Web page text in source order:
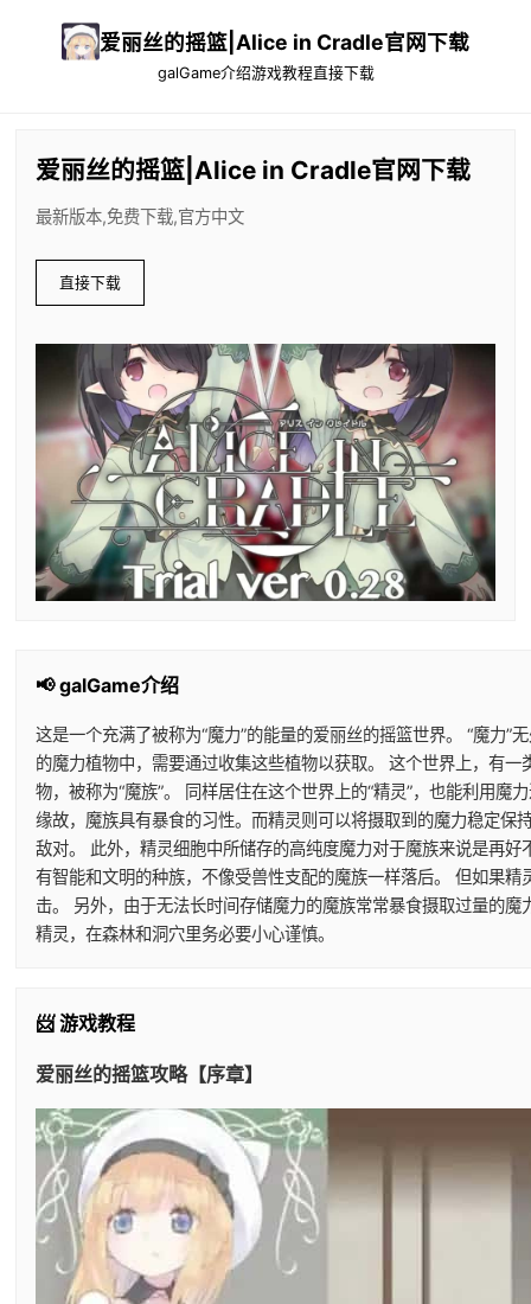
爱丽丝的摇篮|Alice in Cradle官网下载
galGame介绍游戏教程直接下载
爱丽丝的摇篮|Alice in Cradle官网下载
最新版本,免费下载,官方中文
直接下载
📢 galGame介绍
这是一个充满了被称为“魔力”的能量的爱丽丝的摇篮世界。 “魔力
的魔力植物中，需要通过收集这些植物以获取。 这个世界上，有
物，被称为“魔族”。 同样居住在这个世界上的“精灵”，也能利用
缘故，魔族具有暴食的习性。而精灵则可以将摄取到的魔力稳定
敌对。 此外，精灵细胞中所储存的高纯度魔力对于魔族来说是再
有智能和文明的种族，不像受兽性支配的魔族一样落后。 但如果
击。 另外，由于无法长时间存储魔力的魔族常常暴食摄取过量的
精灵，在森林和洞穴里务必要小心谨慎。
📨 游戏教程
爱丽丝的摇篮攻略【序章】